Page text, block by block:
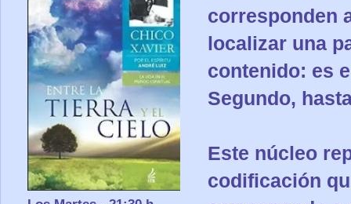
corresponden
localizar una
contenido: es
Segundo,
Este núcleo
codificación